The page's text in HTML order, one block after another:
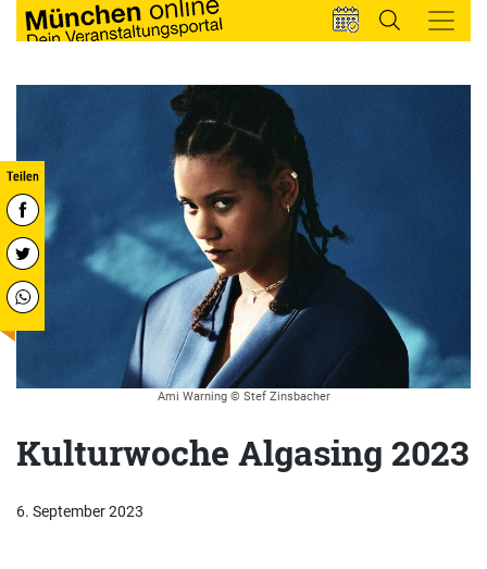
Ami Warning © Stef Zinsbacher
Kulturwoche Algasing 2023
6. September 2023